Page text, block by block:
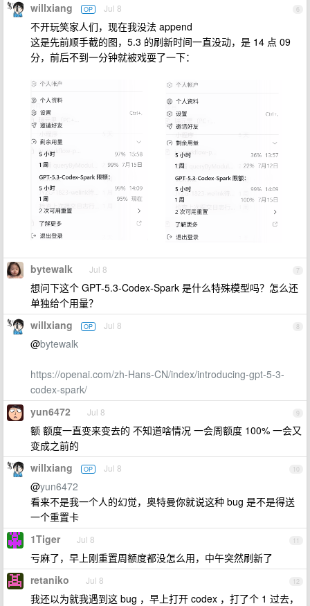
6
willxiang OP Jul 8
不开玩笑家人们，现在我没法 append
这是先前顺手截的图，5.3 的刷新时间一直没动，是 14 点 09
分，前后不到一分钟就被戏耍了一下：
7
bytewalk Jul 8
想问下这个 GPT-5.3-Codex-Spark 是什么特殊模型吗？怎么还
单独给个用量？
8
willxiang OP Jul 8
@bytewalk
https://openai.com/zh-Hans-CN/index/introducing-gpt-5-3-
codex-spark/
9
yun6472 Jul 8
额 额度一直变来变去的 不知道啥情况 一会周额度 100% 一会又
变成之前的
10
willxiang OP Jul 8
@yun6472
看来不是我一个人的幻觉，奥特曼你就说这种 bug 是不是得送
一个重置卡
11
1Tiger Jul 8
亏麻了，早上刚重置周额度都没怎么用，中午突然刷新了
12
retaniko Jul 8
我还以为就我遇到这 bug ，早上打开 codex ，打了个 1 过去，